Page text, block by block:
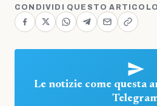
CONDIVIDI QUESTO ARTICOLO
Le notizie come questa